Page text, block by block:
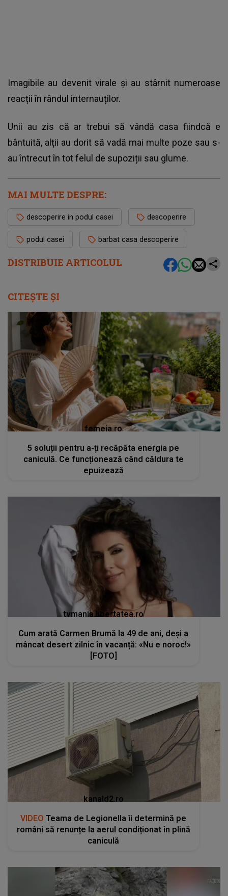
DISTRIBUIE ARTICOLUL
Imagibile au devenit virale și au stârnit numeroase
reacții în rândul internauților.
Unii au zis că ar trebui să vândă casa fiindcă e
bântuită, alții au dorit să vadă mai multe poze sau s-
au întrecut în tot felul de supoziții sau glume.
MAI MULTE DESPRE:
descoperire in podul casei descoperire
podul casei barbat casa descoperire
CITEȘTE ȘI
femeia.ro
5 soluții pentru a-ți recăpăta energia pe
caniculă. Ce funcționează când căldura te
epuizează
tvmania.libertatea.ro
Cum arată Carmen Brumă la 49 de ani, deși a
mâncat desert zilnic în vacanță: «Nu e noroc!»
[FOTO]
kanald2.ro
VIDEO Teama de Legionella îi determină pe
români să renunțe la aerul condiționat în plină
caniculă